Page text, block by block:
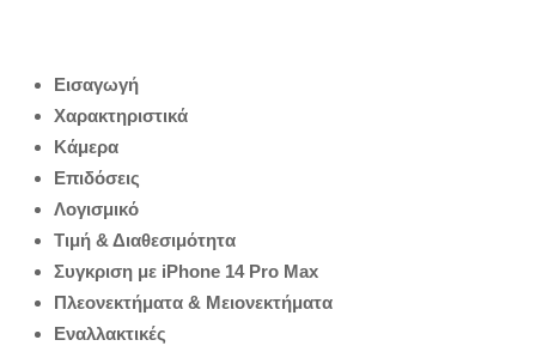
Εισαγωγή
Χαρακτηριστικά
Κάμερα
Επιδόσεις
Λογισμικό
Τιμή & Διαθεσιμότητα
Συγκριση με iPhone 14 Pro Max
Πλεονεκτήματα & Μειονεκτήματα
Εναλλακτικές